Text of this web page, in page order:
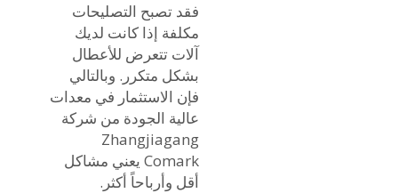
فقد تصبح التصليحات
مكلفة إذا كانت لديك
آلات تتعرض للأعطال
بشكل متكرر. وبالتالي
فإن الاستثمار في معدات
عالية الجودة من شركة
Zhangjiagang
Comark يعني مشاكل
أقل وأرباحاً أكثر.